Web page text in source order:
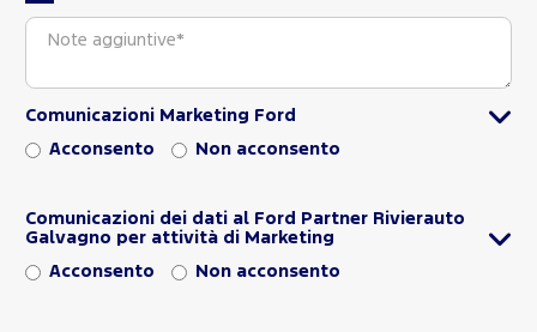
Comunicazioni Marketing Ford
Acconsento Non acconsento
Comunicazioni dei dati al Ford Partner Rivierauto
Galvagno per attività di Marketing
Acconsento Non acconsento